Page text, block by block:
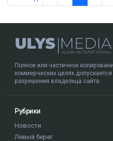
Полное или частичное
коммерческих целях
разрешения владельца сайта.
Рубрики
Новости
Левый берег